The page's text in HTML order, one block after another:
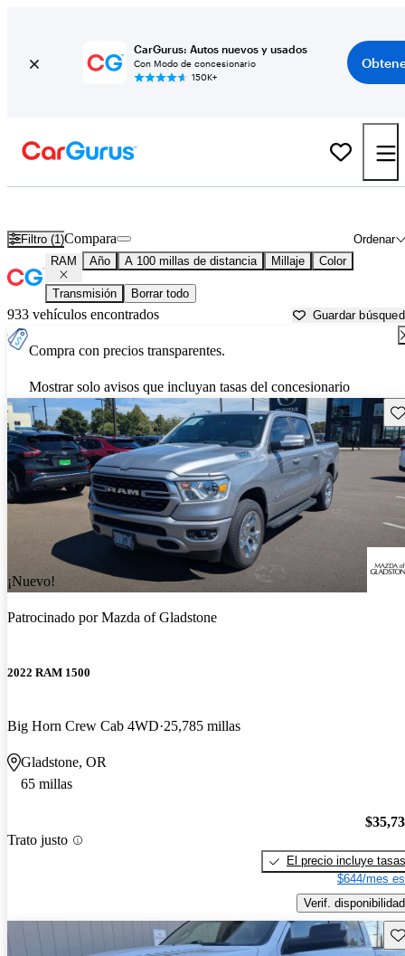
CarGurus: Autos nuevos y usados
Con Modo de concesionario
150K+
Filtro (1) Ordenar
Compara
RAM Año A 100 millas de distancia Millaje Color
Transmisión Borrar todo
933 vehículos encontrados Guardar
Compra con precios transparentes.
Mostrar solo avisos que incluyan tasas del concesionario
¡Nuevo!
Patrocinado porMazda of Gladstone
2022 RAM 1500
Big Horn Crew Cab 4WD 25,785 millas
Gladstone, OR
65 millas
Trato justo
El precio incluye tasas
$644/mes
Verif. disponibilidad